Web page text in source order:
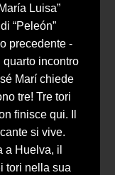
Luisa”
“Peleón”
precedente -
quarto incontro
Marí chiede
tre! Tre tori
finisce qui. Il
si vive.
a Huelva, il
tori nella sua